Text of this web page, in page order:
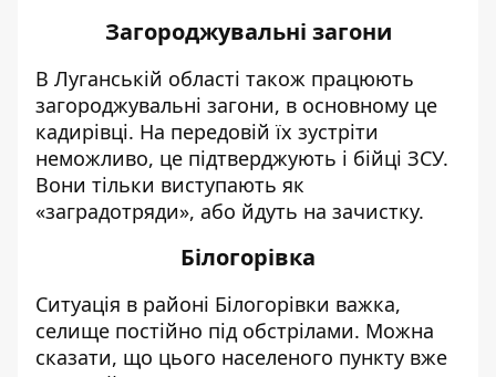
Загороджувальні загони
В Луганській області також працюють
загороджувальні загони, в основному це
кадирівці. На передовій їх зустріти
неможливо, це підтверджують і бійці ЗСУ.
Вони тільки виступають як
«заградотряди», або йдуть на зачистку.
Білогорівка
Ситуація в районі Білогорівки важка,
селище постійно під обстрілами. Можна
сказати, що цього населеного пункту вже